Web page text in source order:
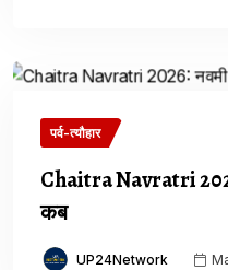
पर्व-त्यौहार
Chaitra Navratri
कब
UP24Network